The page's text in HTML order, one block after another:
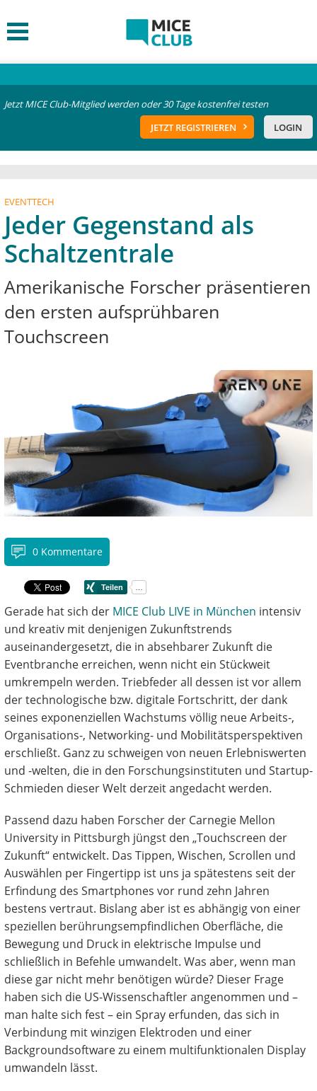
Jetzt MICE Club-Mitglied werden oder 30 Tage kostenfrei testen
JETZT REGISTRIEREN
LOGIN
EVENTTECH
Jeder Gegenstand als
Schaltzentrale
Amerikanische Forscher präsentieren
den ersten aufsprühbaren
Touchscreen
0 Kommentare
Gerade hat sich der MICE Club LIVE in München intensiv
und kreativ mit denjenigen Zukunftstrends
auseinandergesetzt, die in absehbarer Zukunft die
Eventbranche erreichen, wenn nicht ein Stückweit
umkrempeln werden. Triebfeder all dessen ist vor allem
der technologische bzw. digitale Fortschritt, der dank
seines exponenziellen Wachstums völlig neue Arbeits-,
Organisations-, Networking- und Mobilitätsperspektiven
erschließt. Ganz zu schweigen von neuen Erlebniswerten
und -welten, die in den Forschungsinstituten und Startup-
Schmieden dieser Welt derzeit angedacht werden.
Passend dazu haben Forscher der Carnegie Mellon
University in Pittsburgh jüngst den „Touchscreen der
Zukunft“ entwickelt. Das Tippen, Wischen, Scrollen und
Auswählen per Fingertipp ist uns ja spätestens seit der
Erfindung des Smartphones vor rund zehn Jahren
bestens vertraut. Bislang aber ist es abhängig von einer
speziellen berührungsempfindlichen Oberfläche, die
Bewegung und Druck in elektrische Impulse und
schließlich in Befehle umwandelt. Was aber, wenn man
diese gar nicht mehr benötigen würde? Dieser Frage
haben sich die US-Wissenschaftler angenommen und –
man halte sich fest – ein Spray erfunden, das sich in
Verbindung mit winzigen Elektroden und einer
Backgroundsoftware zu einem multifunktionalen Display
umwandeln lässt.